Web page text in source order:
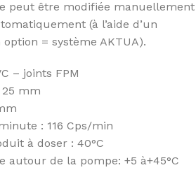
peut être modifiée manuellement
(à l’aide d’un
= système AKTUA).
– joints FPM
mm
: 116 Cps/min
à doser : 40°C
de la pompe: +5 à+45°C